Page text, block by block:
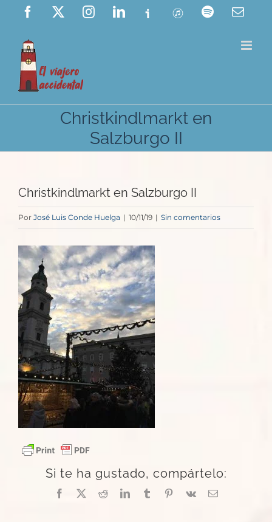
Saltar
contenido
Facebook InstagramLinkedIn
Ivoox ITunes Spotify
Christkindlmarkt en
Salzburgo II
Christkindlmarkt en Salzburgo II
Por José Luis Conde Huelga | 10/11/19 | Sin comentarios
Si te ha gustado, compártelo:
Facebook
X RedditLinkedInTumblrPinterest
Vk
Correo